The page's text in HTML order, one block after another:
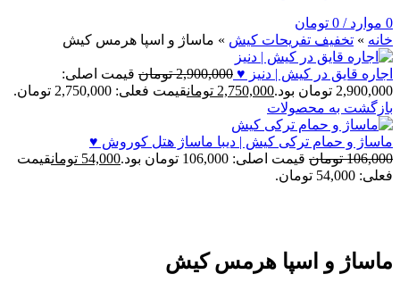
0 موارد /
0 تومان
خانه » تخفيف تفريحات کيش » ماساژ و اسپا هرمس کیش
اجاره قایق در کیش | دنیز ♥ 2,900,000 تومان قیمت اصلی:
2,900,000 تومان بود.
2,750,000 تومانقیمت فعلی: 2,750,000 تومان.
بازگشت به محصولات
ماساژ و حمام ترکی کیش | دیبا ماساژ هتل کوروش ♥
106,000 تومان قیمت اصلی: 106,000 تومان بود. 54,000 تومانقیمت
فعلی: 54,000 تومان.
ماساژ و اسپا هرمس کیش